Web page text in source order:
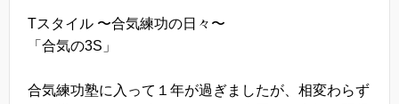
Tスタイル 〜合気練功の日々〜
「合気の3S」
合気練功塾に入って１年が過ぎましたが、相変わらず